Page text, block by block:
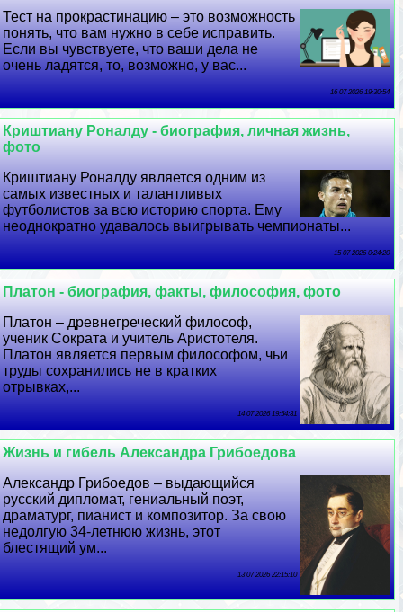
Тест на прокрастинацию – это возможность
понять, что вам нужно в себе исправить.
Если вы чувствуете, что ваши дела не
очень ладятся, то, возможно, у вас...
16 07 2026 19:30:54
Криштиану Роналду - биография, личная жизнь,
фото
Криштиану Роналду является одним из
самых известных и талантливых
футболистов за всю историю спорта. Ему
неоднократно удавалось выигрывать чемпионаты...
15 07 2026 0:24:20
Платон - биография, факты, философия, фото
Платон – древнегреческий философ,
ученик Сократа и учитель Аристотеля.
Платон является первым философом, чьи
труды сохранились не в кратких
отрывках,...
14 07 2026 19:54:31
Жизнь и гибель Александра Грибоедова
Александр Грибоедов – выдающийся
русский дипломат, гениальный поэт,
драматург, пианист и композитор. За свою
недолгую 34-летнюю жизнь, этот
блестящий ум...
13 07 2026 22:15:10